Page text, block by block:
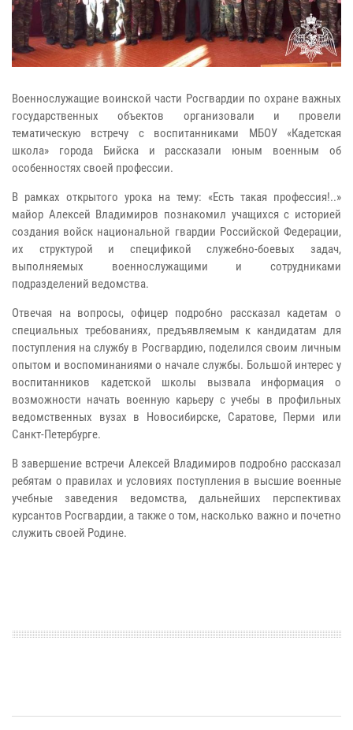
Военнослужащие воинской части Росгвардии по охране важных
государственных объектов организовали и провели
тематическую встречу с воспитанниками МБОУ «Кадетская
школа» города Бийска и рассказали юным военным об
особенностях своей профессии.
В рамках открытого урока на тему: «Есть такая профессия!..»
майор Алексей Владимиров познакомил учащихся с историей
создания войск национальной гвардии Российской Федерации,
их структурой и спецификой служебно-боевых задач,
выполняемых военнослужащими и сотрудниками
подразделений ведомства.
Отвечая на вопросы, офицер подробно рассказал кадетам о
специальных требованиях, предъявляемым к кандидатам для
поступления на службу в Росгвардию, поделился своим личным
опытом и воспоминаниями о начале службы. Большой интерес у
воспитанников кадетской школы вызвала информация о
возможности начать военную карьеру с учебы в профильных
ведомственных вузах в Новосибирске, Саратове, Перми или
Санкт-Петербурге.
В завершение встречи Алексей Владимиров подробно рассказал
ребятам о правилах и условиях поступления в высшие военные
учебные заведения ведомства, дальнейших перспективах
курсантов Росгвардии, а также о том, насколько важно и почетно
служить своей Родине.